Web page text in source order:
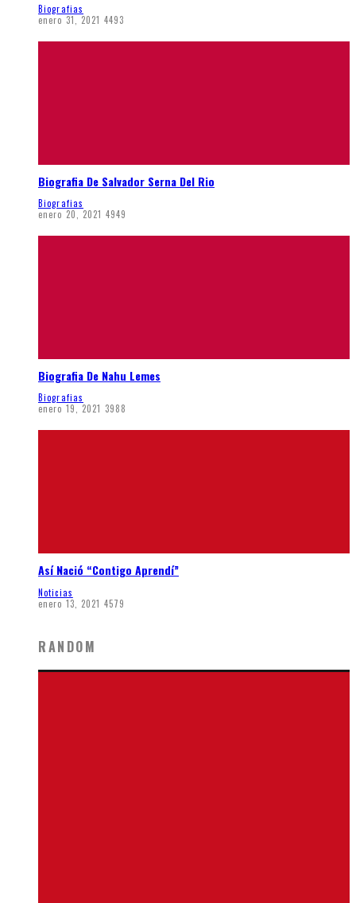
Biografias
enero 31, 2021 4493
Biografia De Salvador Serna Del Rio
Biografias
enero 20, 2021 4949
Biografia De Nahu Lemes
Biografias
enero 19, 2021 3988
Así Nació “Contigo Aprendí”
Noticias
enero 13, 2021 4579
RANDOM